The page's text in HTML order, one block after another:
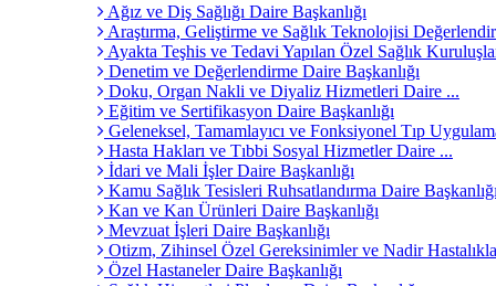
Ağız ve Diş Sağlığı Daire Başkanlığı
Araştırma, Geliştirme ve Sağlık Teknolojisi
Ayakta Teşhis ve Tedavi Yapılan Özel Sağlık
Denetim ve Değerlendirme Daire Başkanlığı
Doku, Organ Nakli ve Diyaliz Hizmetleri Daire ...
Eğitim ve Sertifikasyon Daire Başkanlığı
Geleneksel, Tamamlayıcı ve Fonksiyonel Tıp
Hasta Hakları ve Tıbbi Sosyal Hizmetler Daire ...
İdari ve Mali İşler Daire Başkanlığı
Kamu Sağlık Tesisleri Ruhsatlandırma Daire Başkanlığı
Kan ve Kan Ürünleri Daire Başkanlığı
Mevzuat İşleri Daire Başkanlığı
Otizm, Zihinsel Özel Gereksinimler ve Nadir
Özel Hastaneler Daire Başkanlığı